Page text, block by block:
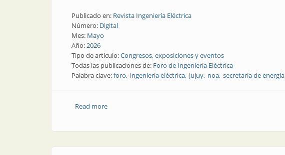
Publicado en: Revista Ingeniería Eléctrica
Número: Digital
Mes: Mayo
Año:2026
Tipo de artículo:Congresos, exposiciones y eventos
Todas las publicaciones de: Foro de Ingeniería Eléctrica
Palabra clave:foro ingeniería eléctrica jujuy noa secretaría de energía
Read moreabout ¡Ya empieza! 20 y 21 de mayo, foro en Jujuy